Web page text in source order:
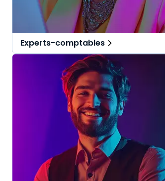
Experts-comptables
Des solutions tout-en-un, spécialement
pensées pour l'expert-comptable et ses
collaborateurs.
Une offre globale pour vous repérer dans
vos missions au quotidien.